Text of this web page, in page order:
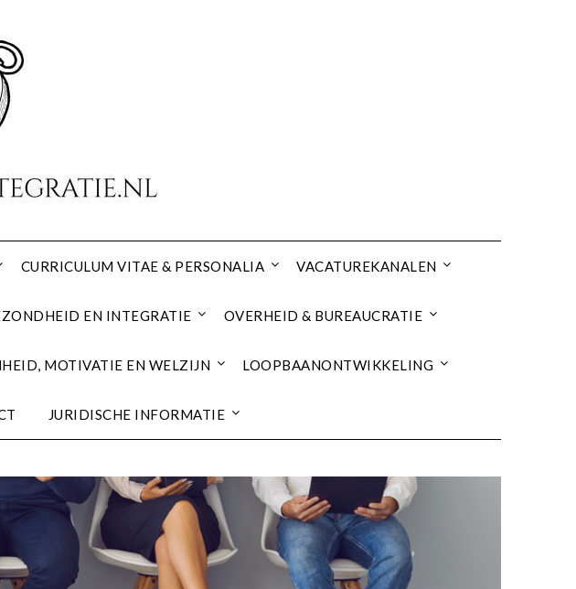
CURRICULUM VITAE & PERSONALIA VACATUREKANALEN
EN INTEGRATIE OVERHEID & BUREAUCRATIE
MOTIVATIE EN WELZIJN LOOPBAANONTWIKKELING
JURIDISCHE INFORMATIE